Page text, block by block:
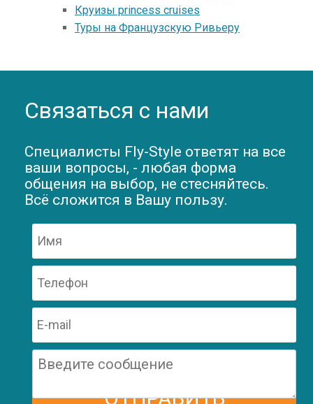
Круизы princess cruises
Туры на Французскую Ривьеру
Связаться с нами
Специалисты Fly-Style ответят на все
ваши вопросы, - любая форма
общения на выбор, не стесняйтесь.
Всё сложится в Вашу пользу.